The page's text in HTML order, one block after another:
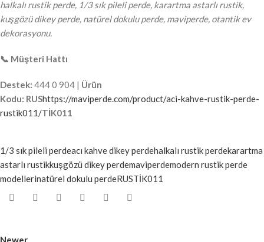
halkalı rustik perde, 1/3 sık pileli perde, karartma astarlı rustik,
kuşgözü dikey perde, natürel dokulu perde, maviperde, otantik ev
dekorasyonu.
📞 Müşteri Hattı
Destek: 444 0 904 | Ürün
Kodu: RUShttps://maviperde.com/product/aci-kahve-rustik-perde-
rustik011/TİK011
1/3 sık pileli perdeacı kahve dikey perdehalkalı rustik perdekarartma
astarlı rustikkuşgözü dikey perdemaviperdemodern rustik perde
modellerinatürel dokulu perdeRUSTİK011
Newer